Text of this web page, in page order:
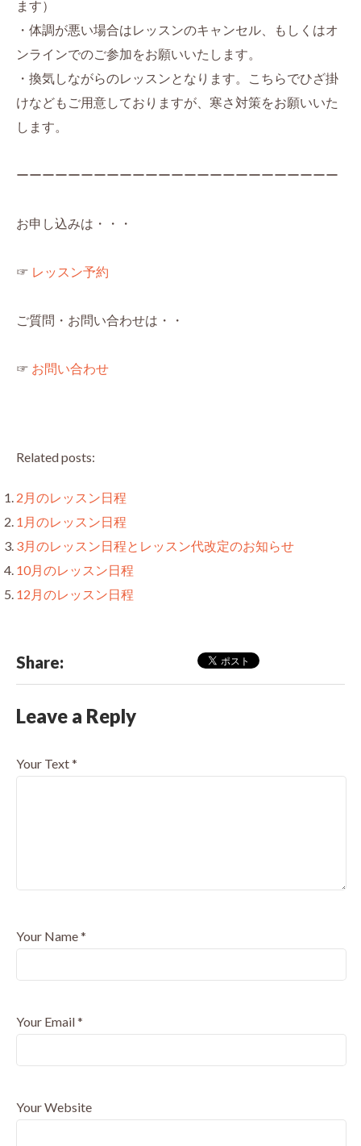
ます）
・体調が悪い場合はレッスンのキャンセル、もしくはオ
ンラインでのご参加をお願いいたします。
・換気しながらのレッスンとなります。こちらでひざ掛
けなどもご用意しておりますが、寒さ対策をお願いいた
します。
ーーーーーーーーーーーーーーーーーーーーーーーーー
お申し込みは・・・
☞ レッスン予約
ご質問・お問い合わせは・・
☞ お問い合わせ
Related posts:
2月のレッスン日程
1月のレッスン日程
3月のレッスン日程とレッスン代改定のお知らせ
10月のレッスン日程
12月のレッスン日程
Share:
Leave a Reply
Your Text*
Your Name*
Your Email*
Your Website